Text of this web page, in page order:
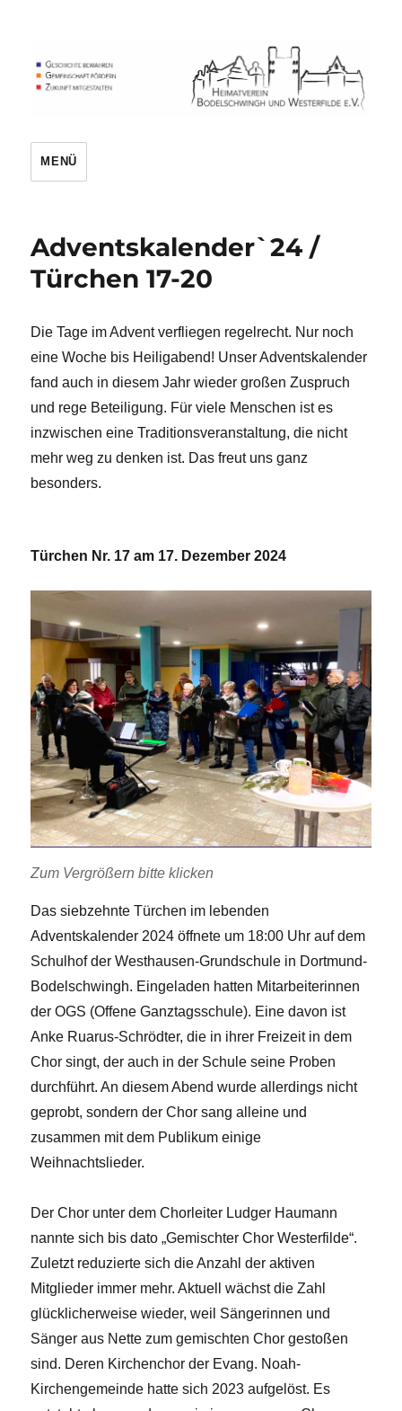
MENÜ
Adventskalender`24 /
Türchen 17-20
Die Tage im Advent verfliegen regelrecht. Nur noch
eine Woche bis Heiligabend! Unser Adventskalender
fand auch in diesem Jahr wieder großen Zuspruch
und rege Beteiligung. Für viele Menschen ist es
inzwischen eine Traditionsveranstaltung, die nicht
mehr weg zu denken ist. Das freut uns ganz
besonders.
Türchen Nr. 17 am 17. Dezember 2024
Zum Vergrößern bitte klicken
Das siebzehnte Türchen im lebenden
Adventskalender 2024 öffnete um 18:00 Uhr auf dem
Schulhof der Westhausen-Grundschule in Dortmund-
Bodelschwingh. Eingeladen hatten Mitarbeiterinnen
der OGS (Offene Ganztagsschule). Eine davon ist
Anke Ruarus-Schrödter, die in ihrer Freizeit in dem
Chor singt, der auch in der Schule seine Proben
durchführt. An diesem Abend wurde allerdings nicht
geprobt, sondern der Chor sang alleine und
zusammen mit dem Publikum einige
Weihnachtslieder.
Der Chor unter dem Chorleiter Ludger Haumann
nannte sich bis dato „Gemischter Chor Westerfilde“.
Zuletzt reduzierte sich die Anzahl der aktiven
Mitglieder immer mehr. Aktuell wächst die Zahl
glücklicherweise wieder, weil Sängerinnen und
Sänger aus Nette zum gemischten Chor gestoßen
sind. Deren Kirchenchor der Evang. Noah-
Kirchengemeinde hatte sich 2023 aufgelöst. Es